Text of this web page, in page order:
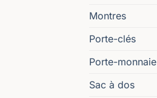
Montres
Porte-clés
Porte-monnaie
Sac à dos